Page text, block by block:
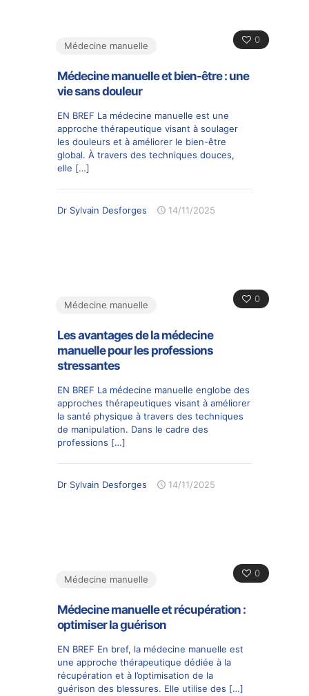
0
Médecine manuelle
Médecine manuelle et bien-être : une
vie sans douleur
EN BREF La médecine manuelle est une
approche thérapeutique visant à soulager
les douleurs et à améliorer le bien-être
global. À travers des techniques douces,
elle […]
Dr Sylvain Desforges 14/11/2025
0
Médecine manuelle
Les avantages de la médecine
manuelle pour les professions
stressantes
EN BREF La médecine manuelle englobe des
approches thérapeutiques visant à améliorer
la santé physique à travers des techniques
de manipulation. Dans le cadre des
professions […]
Dr Sylvain Desforges 14/11/2025
0
Médecine manuelle
Médecine manuelle et récupération :
optimiser la guérison
EN BREF En bref, la médecine manuelle est
une approche thérapeutique dédiée à la
récupération et à l’optimisation de la
guérison des blessures. Elle utilise des […]